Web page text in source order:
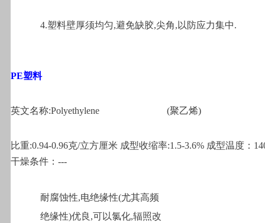
4.塑料壁厚须均匀,避免缺胶,尖角,以防应力集中.
PE塑料
英文名称:Polyethylene (聚乙烯)
比重:0.94-0.96克/立方厘米 成型收缩率:1.5-3.6% 成型温度：
干燥条件：---
耐腐蚀性,电绝缘性(尤其高频
绝缘性)优良,可以氯化,辐照改